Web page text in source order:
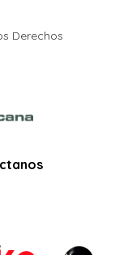
Derechos